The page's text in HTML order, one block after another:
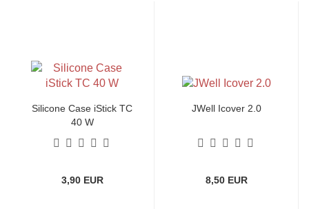
Silicone Case iStick TC
40 W
3,90 EUR
JWell Icover 2.0
8,50 EUR